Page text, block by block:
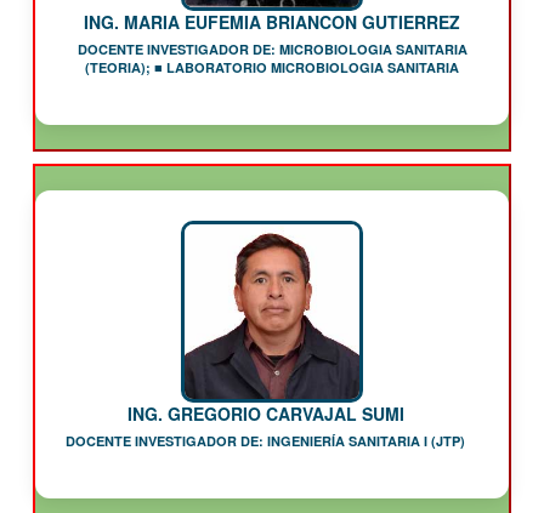
ING. MARIA EUFEMIA BRIANCON GUTIERREZ
DOCENTE INVESTIGADOR DE: MICROBIOLOGIA SANITARIA
(TEORIA); ■ LABORATORIO MICROBIOLOGIA SANITARIA
ING. GREGORIO CARVAJAL SUMI
DOCENTE INVESTIGADOR DE: INGENIERÍA SANITARIA I (JTP)